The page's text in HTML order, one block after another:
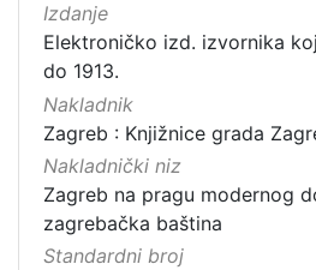
Izdanje
Elektroničko izd. izvornika
do 1913.
Nakladnik
Zagreb : Knjižnice grada
Nakladnički niz
Zagreb na pragu modernog
zagrebačka baština
Standardni broj